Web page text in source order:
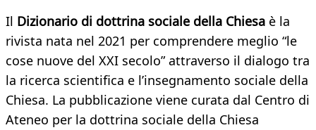
Il Dizionario di dottrina sociale della Chiesa è la
rivista nata nel 2021 per comprendere meglio “le
cose nuove del XXI secolo” attraverso il dialogo tra
la ricerca scientifica e l’insegnamento sociale della
Chiesa. La pubblicazione viene curata dal Centro di
Ateneo per la dottrina sociale della Chiesa